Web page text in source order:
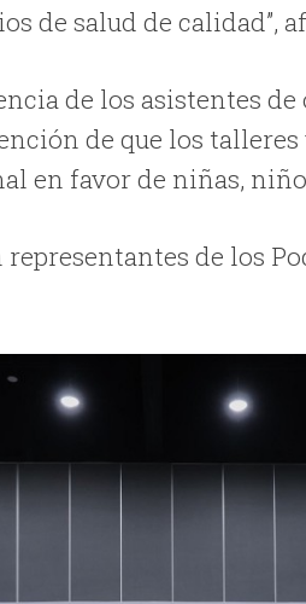
de salud de calidad”,
de los asistentes
de que los
en favor de niñas,
de los